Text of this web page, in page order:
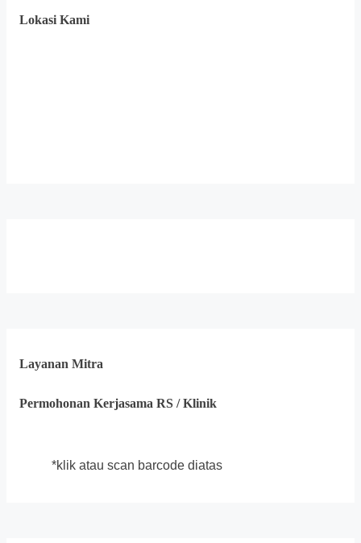
Lokasi Kami
Layanan Mitra
Permohonan Kerjasama RS / Klinik
*klik atau scan barcode diatas